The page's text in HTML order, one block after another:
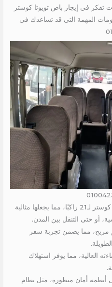
تفكر في إيجار باص تويوتا كوستر
المهمة التي قد تساعدك في
السعة الكبيرة: بالتالى تتسع باصات كوستر لـ21 راكبًا، مما يجعلها مثالية
أو حتى التنقل بين المدن.
مريح، مما يضمن تجربة سفر
العالية، مما يوفر استهلاك
أنظمة أمان متطورة، مثل نظام